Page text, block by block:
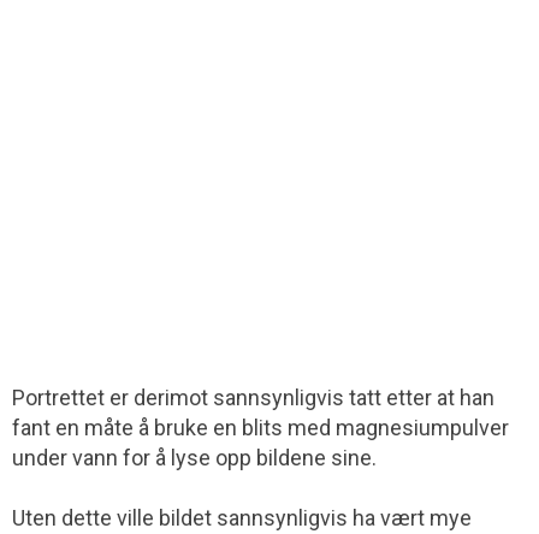
Portrettet er derimot sannsynligvis tatt etter at han
fant en måte å bruke en blits med magnesiumpulver
under vann for å lyse opp bildene sine.
Uten dette ville bildet sannsynligvis ha vært mye